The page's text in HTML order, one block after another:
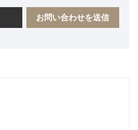
ランドのサプライヤーでもあり
お問い合わせを送信